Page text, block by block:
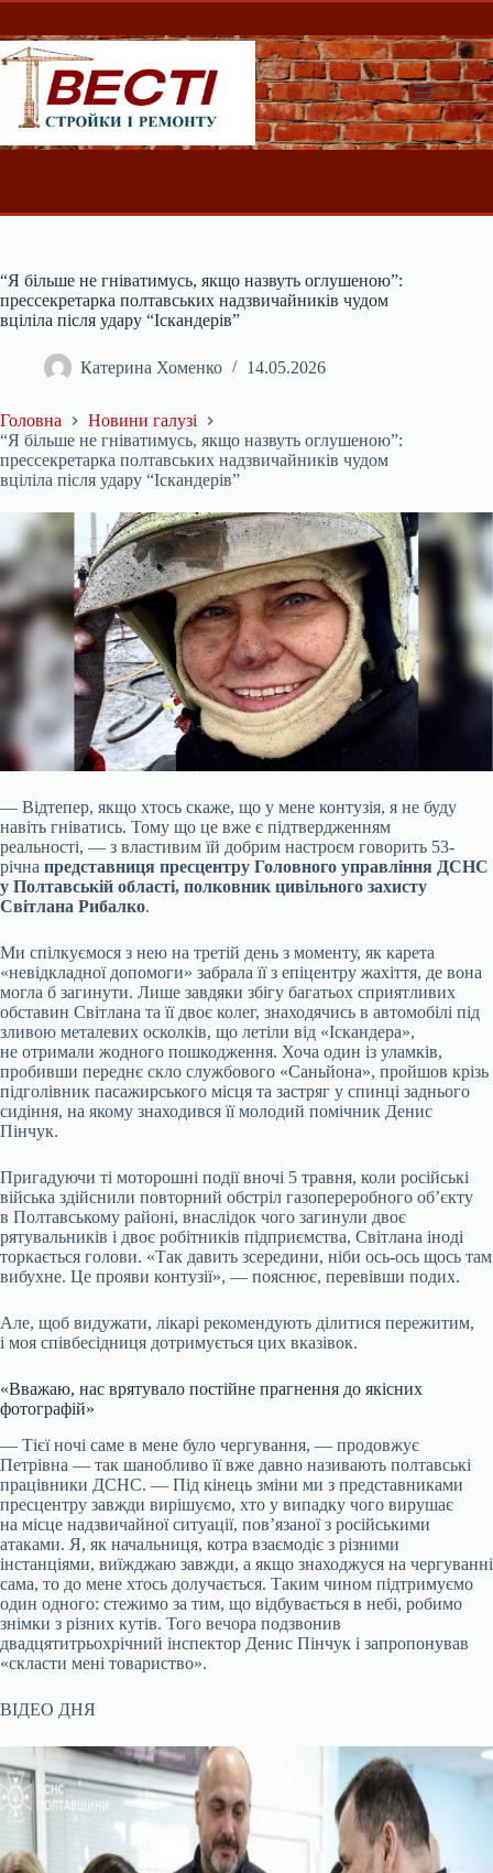
Перейти
вмісту
“Я більше не гніватимусь, якщо назвуть оглушеною”:
прессекретарка полтавських надзвичайників чудом
вціліла після удару “Іскандерів”
Катерина Хоменко 14.05.2026
Головна
Новини галузі
“Я більше не гніватимусь, якщо назвуть оглушеною”:
прессекретарка полтавських надзвичайників чудом
вціліла після удару “Іскандерів”
— Відтепер, якщо хтось скаже, що у мене контузія, я не буду
навіть гніватись. Тому що це вже є підтвердженням
реальності, — з властивим їй добрим настроєм говорить 53-
річна представниця пресцентру Головного управління ДСНС
у Полтавській області, полковник цивільного захисту
Світлана Рибалко.
Ми спілкуємося з нею на третій день з моменту, як карета
«невідкладної допомоги» забрала її з епіцентру жахіття, де вона
могла б загинути. Лише завдяки збігу багатьох сприятливих
обставин Світлана та її двоє колег, знаходячись в автомобілі під
зливою металевих осколків, що летіли від «Іскандера»,
не отримали жодного пошкодження. Хоча один із уламків,
пробивши переднє скло службового «Саньйона», пройшов крізь
підголівник пасажирського місця та застряг у спинці заднього
сидіння, на якому знаходився її молодий помічник Денис
Пінчук.
Пригадуючи ті моторошні події вночі 5 травня, коли російські
війська здійснили повторний обстріл газопереробного об’єкту
в Полтавському районі, внаслідок чого загинули двоє
рятувальників і двоє робітників підприємства, Світлана іноді
торкається голови. «Так давить зсередини, ніби ось-ось щось там
вибухне. Це прояви контузії», — пояснює, перевівши подих.
Але, щоб видужати, лікарі рекомендують ділитися пережитим,
і моя співбесідниця дотримується цих вказівок.
«Вважаю, нас врятувало постійне прагнення до якісних
фотографій»
— Тієї ночі саме в мене було чергування, — продовжує
Петрівна — так шанобливо її вже давно називають полтавські
працівники ДСНС. — Під кінець зміни ми з представниками
пресцентру завжди вирішуємо, хто у випадку чого вирушає
на місце надзвичайної ситуації, пов’язаної з російськими
атаками. Я, як начальниця, котра взаємодіє з різними
інстанціями, виїжджаю завжди, а якщо знаходжуся на чергуванні
сама, то до мене хтось долучається. Таким чином підтримуємо
один одного: стежимо за тим, що відбувається в небі, робимо
знімки з різних кутів. Того вечора подзвонив
двадцятитрьохрічний інспектор Денис Пінчук і запропонував
«скласти мені товариство».
ВІДЕО ДНЯ